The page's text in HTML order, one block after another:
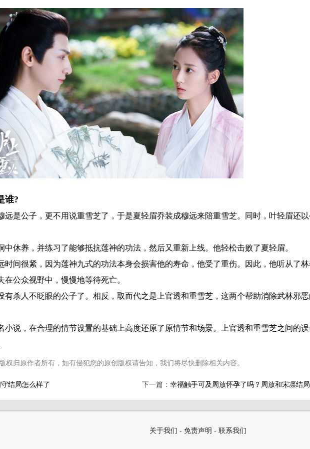
谁?
是公子，更不用说重雪芝了，于是夏轻眉乔装成穆远来陪重雪芝。同时，叶轻眉还
养，并练习了能够抵抗莲神的功法，然后又重新上线。他轻松击败了夏轻眉。
间很紧，因为莲神九式的功法本身会损害他的寿命，他受了重伤。因此，他听从了
公众视野中，慢慢地等待死亡。
杀人不眨眼的公子了。相反，取而代之是上官透和重雪芝，这两个帮助消除武林邪
说，在合理的情节设置的基础上高度还原了原情节和场景。上官透和重雪芝之间的
权归原作者所有，如有侵犯您的原创版权请告知，我们将尽快删除相关内容。
结局怎么样了 下一篇： 幸福触手可及周放怀孕了吗？周放和宋凛结
关于我们 - 免责声明 - 联系我们